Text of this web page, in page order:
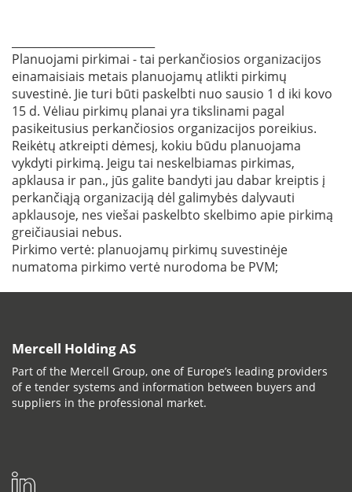
Planuojami pirkimai - tai perkančiosios organizacijos
einamaisiais metais planuojamų atlikti pirkimų
suvestinė. Jie turi būti paskelbti nuo sausio 1 d iki kovo
15 d. Vėliau pirkimų planai yra tikslinami pagal
pasikeitusius perkančiosios organizacijos poreikius.
Reikėtų atkreipti dėmesį, kokiu būdu planuojama
vykdyti pirkimą. Jeigu tai neskelbiamas pirkimas,
apklausa ir pan., jūs galite bandyti jau dabar kreiptis į
perkančiąją organizaciją dėl galimybės dalyvauti
apklausoje, nes viešai paskelbto skelbimo apie pirkimą
greičiausiai nebus.
Pirkimo vertė: planuojamų pirkimų suvestinėje
numatoma pirkimo vertė nurodoma be PVM;
Mercell Holding AS
Part of the Mercell Group, one of Europe’s leading providers
of e tender systems and information between buyers and
suppliers in the professional market.